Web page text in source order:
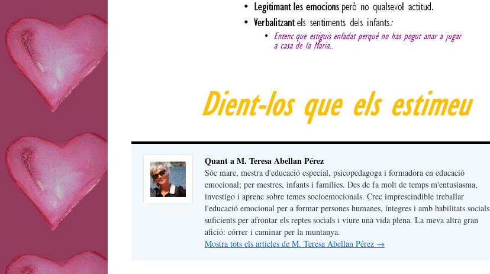
Quant a M. Teresa Abellan Pérez
Sóc mare, mestra d'educació especial, psicopedagoga i formadora en educació
emocional; per mestres, infants i famílies. Des de fa molt de temps m'entusiasma,
investigo i aprenc sobre temes socioemocionals. Crec imprescindible treballar
l'educació emocional per a formar persones humanes, íntegres i amb habilitats socials
suficients per afrontar els reptes socials i viure una vida plena. La meva altra gran
afició: córrer i caminar per la muntanya.
Mostra tots els articles de M. Teresa Abellan Pérez →